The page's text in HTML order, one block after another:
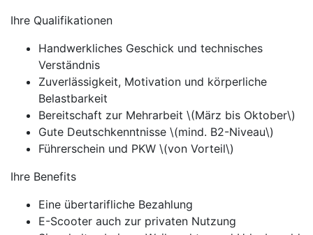
Ihre Qualifikationen
Handwerkliches Geschick und technisches
Verständnis
Zuverlässigkeit, Motivation und körperliche
Belastbarkeit
Bereitschaft zur Mehrarbeit \(März bis Oktober\)
Gute Deutschkenntnisse \(mind. B2-Niveau\)
Führerschein und PKW \(von Vorteil\)
Ihre Benefits
Eine übertarifliche Bezahlung
E-Scooter auch zur privaten Nutzung